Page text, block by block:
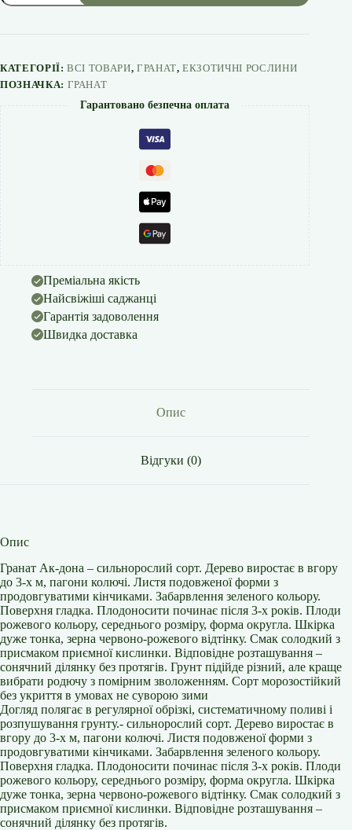
дона"
КАТЕГОРІЇ:ВСІ ТОВАРИ, ГРАНАТ,ЕКЗОТИЧНІ РОСЛИНИ
ПОЗНАЧКА: ГРАНАТ
Гарантовано безпечна оплата
Преміальна якість
Найсвіжіші саджанці
Гарантія задоволення
Швидка доставка
Опис
Відгуки (0)
Опис
Гранат Ак-дона – сильнорослий сорт. Дерево виростає в вгору
до 3-х м, пагони колючі. Листя подовженої форми з
продовгуватими кінчиками. Забарвлення зеленого кольору.
Поверхня гладка. Плодоносити починає після 3-х років. Плоди
рожевого кольору, середнього розміру, форма округла. Шкірка
дуже тонка, зерна червоно-рожевого відтінку. Смак солодкий з
присмаком приємної кислинки. Відповідне розташування –
сонячний ділянку без протягів. Грунт підійде різний, але краще
вибрати родючу з помірним зволоженням. Сорт морозостійкий
без укриття в умовах не суворою зими
Догляд полягає в регулярної обрізкі, систематичному поливі і
розпушування грунту.- сильнорослий сорт. Дерево виростає в
вгору до 3-х м, пагони колючі. Листя подовженої форми з
продовгуватими кінчиками. Забарвлення зеленого кольору.
Поверхня гладка. Плодоносити починає після 3-х років. Плоди
рожевого кольору, середнього розміру, форма округла. Шкірка
дуже тонка, зерна червоно-рожевого відтінку. Смак солодкий з
присмаком приємної кислинки. Відповідне розташування –
сонячний ділянку без протягів.